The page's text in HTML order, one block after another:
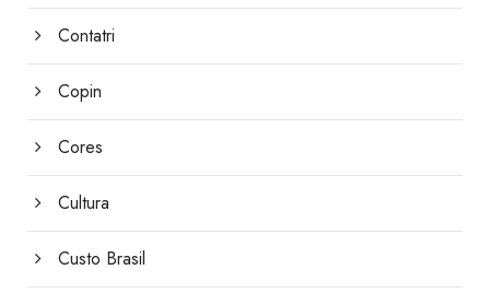
Contatri
Copin
Cores
Cultura
Custo Brasil